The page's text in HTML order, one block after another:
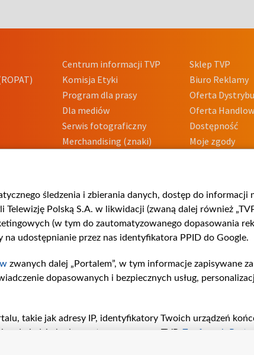
Centrum informacji TVP
Komisja Etyki
Program dla prasy
Dla mediów
Serwis fotograficzny
Merchandising (znaki)
Sklep TVP
Biuro Reklamy
Oferta
Oferta
Dostępność
Moje zgody
śledzenia i zbierania danych, dostęp do informacji
Polską S.A. w likwidacji (zwaną dalej również
(w tym do zautomatyzowanego dopasowania
udostępnianie przez nas identyfikatora PPID do Google.
zwanych dalej „Portalem”, w tym informacje zapisywane
dopasowanych i bezpiecznych usług,
takie jak adresy IP, identyfikatory Twoich urządzeń
będą przetwarzane przez TVP, Zaufanych
informacji na urządzeniu lub dostęp do nich, wyboru